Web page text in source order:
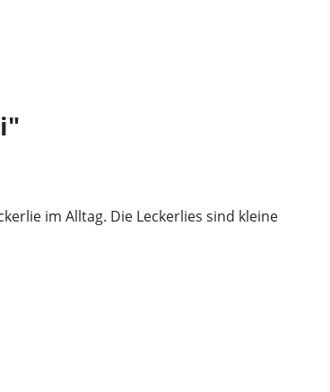
im Alltag. Die Leckerlies sind kleine